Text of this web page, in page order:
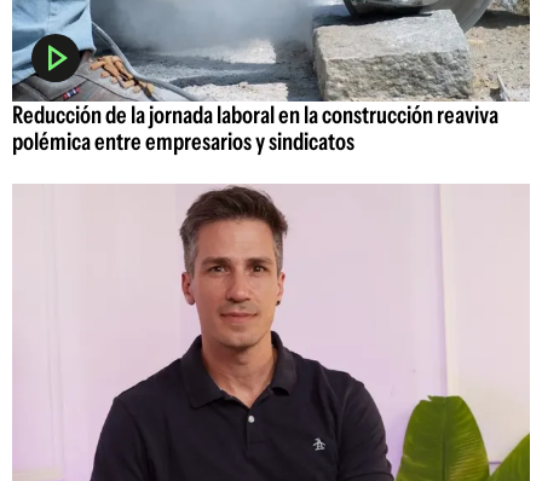
Reducción de la jornada laboral en la construcción reaviva
polémica entre empresarios y sindicatos